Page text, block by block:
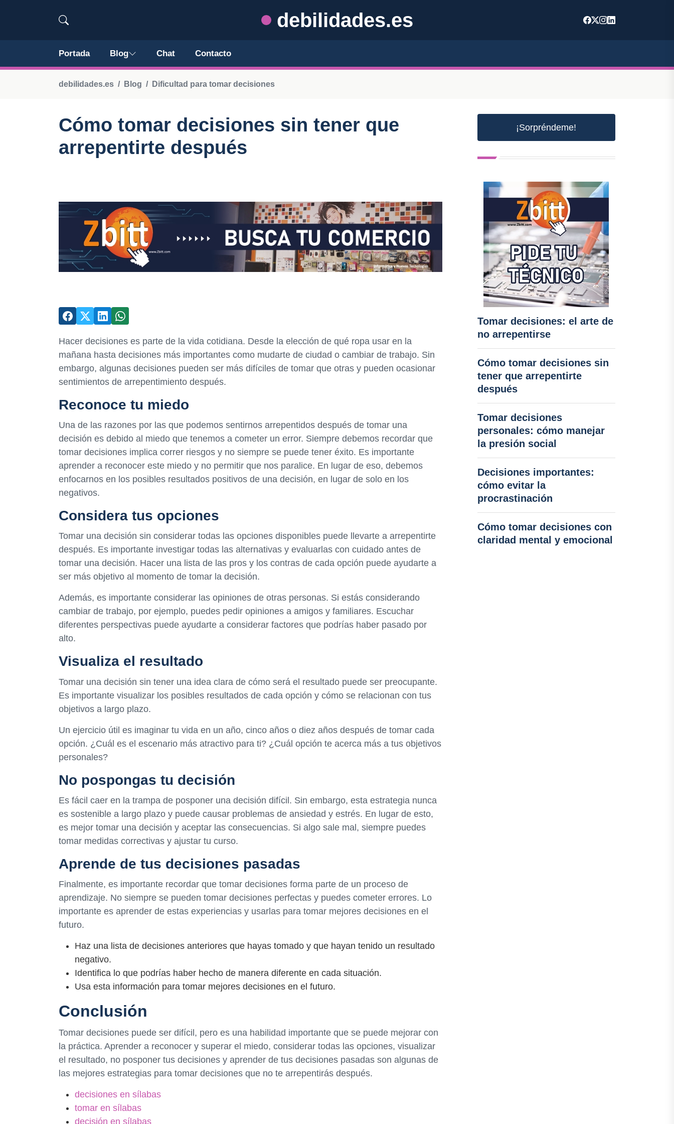
debilidades.es
Portada Blog Chat Contacto
debilidades.es Blog Dificultad para tomar decisiones
Cómo tomar decisiones sin tener que
arrepentirte después
Hacer decisiones es parte de la vida cotidiana. Desde la elección de qué ropa usar en la
mañana hasta decisiones más importantes como mudarte de ciudad o cambiar de trabajo. Sin
embargo, algunas decisiones pueden ser más difíciles de tomar que otras y pueden ocasionar
sentimientos de arrepentimiento después.
Reconoce tu miedo
Una de las razones por las que podemos sentirnos arrepentidos después de tomar una
decisión es debido al miedo que tenemos a cometer un error. Siempre debemos recordar que
tomar decisiones implica correr riesgos y no siempre se puede tener éxito. Es importante
aprender a reconocer este miedo y no permitir que nos paralice. En lugar de eso, debemos
enfocarnos en los posibles resultados positivos de una decisión, en lugar de solo en los
negativos.
Considera tus opciones
Tomar una decisión sin considerar todas las opciones disponibles puede llevarte a arrepentirte
después. Es importante investigar todas las alternativas y evaluarlas con cuidado antes de
tomar una decisión. Hacer una lista de las pros y los contras de cada opción puede ayudarte a
ser más objetivo al momento de tomar la decisión.
Además, es importante considerar las opiniones de otras personas. Si estás considerando
cambiar de trabajo, por ejemplo, puedes pedir opiniones a amigos y familiares. Escuchar
diferentes perspectivas puede ayudarte a considerar factores que podrías haber pasado por
alto.
Visualiza el resultado
Tomar una decisión sin tener una idea clara de cómo será el resultado puede ser preocupante.
Es importante visualizar los posibles resultados de cada opción y cómo se relacionan con tus
objetivos a largo plazo.
Un ejercicio útil es imaginar tu vida en un año, cinco años o diez años después de tomar cada
opción. ¿Cuál es el escenario más atractivo para ti? ¿Cuál opción te acerca más a tus objetivos
personales?
No pospongas tu decisión
Es fácil caer en la trampa de posponer una decisión difícil. Sin embargo, esta estrategia nunca
es sostenible a largo plazo y puede causar problemas de ansiedad y estrés. En lugar de esto,
es mejor tomar una decisión y aceptar las consecuencias. Si algo sale mal, siempre puedes
tomar medidas correctivas y ajustar tu curso.
Aprende de tus decisiones pasadas
Finalmente, es importante recordar que tomar decisiones forma parte de un proceso de
aprendizaje. No siempre se pueden tomar decisiones perfectas y puedes cometer errores. Lo
importante es aprender de estas experiencias y usarlas para tomar mejores decisiones en el
futuro.
Haz una lista de decisiones anteriores que hayas tomado y que hayan tenido un resultado
negativo.
Identifica lo que podrías haber hecho de manera diferente en cada situación.
Usa esta información para tomar mejores decisiones en el futuro.
Conclusión
Tomar decisiones puede ser difícil, pero es una habilidad importante que se puede mejorar con
la práctica. Aprender a reconocer y superar el miedo, considerar todas las opciones, visualizar
el resultado, no posponer tus decisiones y aprender de tus decisiones pasadas son algunas de
las mejores estrategias para tomar decisiones que no te arrepentirás después.
decisiones en sílabas
tomar en sílabas
decisión en sílabas
¡Sorpréndeme!
Tomar decisiones: el arte de
no arrepentirse
Cómo tomar decisiones sin
tener que arrepentirte
después
Tomar decisiones
personales: cómo manejar
la presión social
Decisiones importantes:
cómo evitar la
procrastinación
Cómo tomar decisiones con
claridad mental y emocional